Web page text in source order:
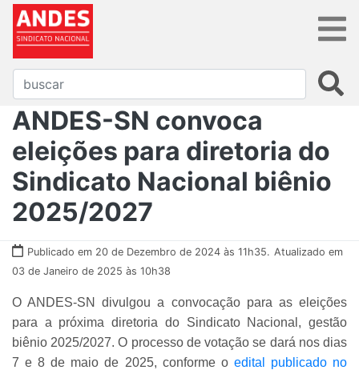
ANDES-SN convoca
eleições para diretoria do
Sindicato Nacional biênio
2025/2027
Publicado em 20 de Dezembro de 2024 às 11h35. Atualizado em
03 de Janeiro de 2025 às 10h38
O ANDES-SN divulgou a convocação para as eleições
para a próxima diretoria do Sindicato Nacional, gestão
biênio 2025/2027. O processo de votação se dará nos dias
7 e 8 de maio de 2025, conforme o edital publicado no